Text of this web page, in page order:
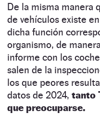
De la misma manera
de vehículos existe
dicha función
organismo, de
informe con los
salen de la
los que peores
datos de 2024, tanto
que preocuparse.